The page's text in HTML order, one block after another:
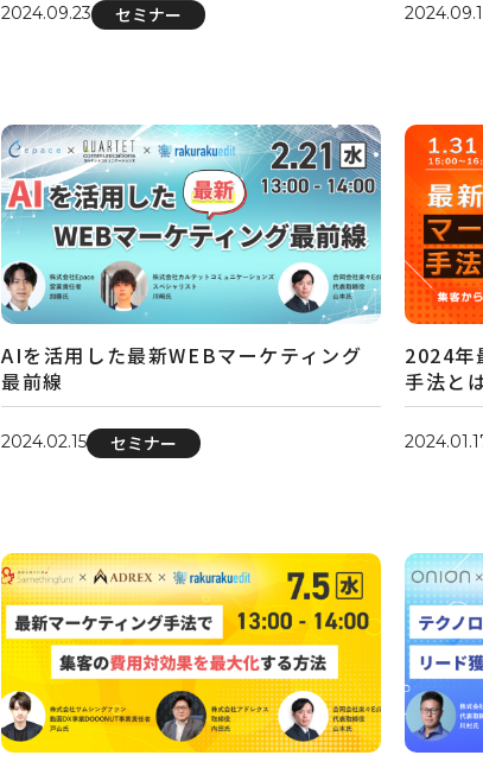
2024.09.23 セミナー
AIを活用した最新WEBマーケティング
最前線
2024.02.15 セミナー
2024年
手法と